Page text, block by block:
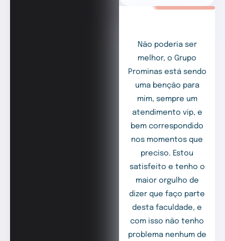
Não poderia ser
melhor, o Grupo
Prominas está sendo
uma benção para
mim, sempre um
atendimento vip, e
bem correspondido
nos momentos que
preciso. Estou
satisfeito e tenho o
maior orgulho de
dizer que faço parte
desta faculdade, e
com isso não tenho
problema nenhum de